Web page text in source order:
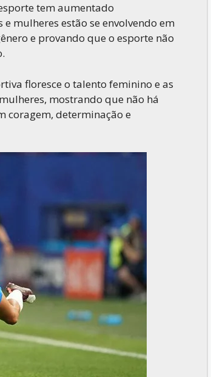
tem aumentado
mulheres estão se envolvendo em
e provando que o esporte não
floresce o talento feminino e as
mostrando que não há
coragem, determinação e